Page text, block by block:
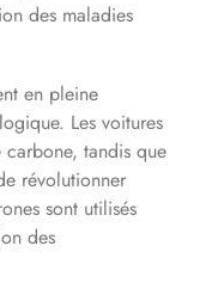
des maladies
en pleine
Les voitures
tandis que
révolutionner
sont utilisés
des